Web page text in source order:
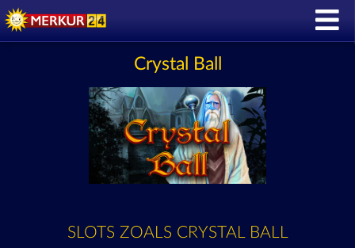
Crystal Ball
SLOTS ZOALS CRYSTAL BALL